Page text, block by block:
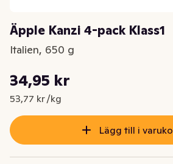
Äpple Kanzi 4-pack Klass1
Italien, 650 g
Nuvarande pris är: 34,95 kr
34,95 kr
53,77 kr /kg
Styckpris: 53,77 kr /kg
Lägg till i